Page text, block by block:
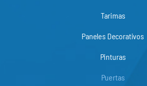
Tarimas
Paneles Decorativos
Pinturas
Puertas